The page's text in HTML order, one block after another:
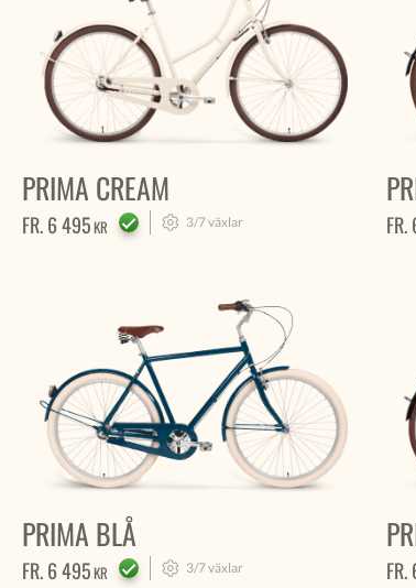
PRIMA CREAM
FR.6 495KR 3/7växlar FR.
PRIMA BLÅ
FR.6 495KR 3/7växlar FR.